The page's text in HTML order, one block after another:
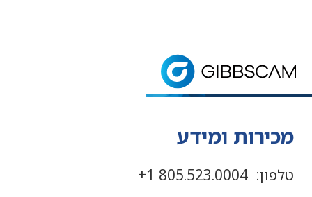
דף הבית> צור קשר > צור קשר
צור קשר עם גיבסקאם. מצא כתובת ליצירת קשר
צור קשר עם גיבסקאם
מכירות ומידע
טלפון: 805.523.0004 1+